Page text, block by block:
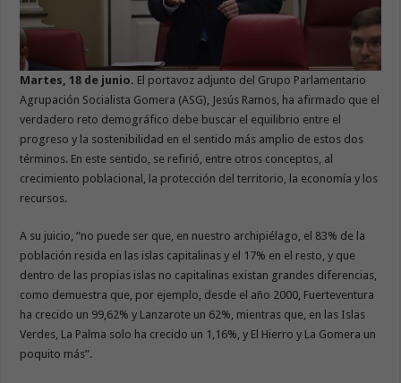
Martes, 18 de junio. El portavoz adjunto del Grupo Parlamentario
Agrupación Socialista Gomera (ASG), Jesús Ramos, ha afirmado que el
verdadero reto demográfico debe buscar el equilibrio entre el
progreso y la sostenibilidad en el sentido más amplio de estos dos
términos. En este sentido, se refirió, entre otros conceptos, al
crecimiento poblacional, la protección del territorio, la economía y los
recursos.
A su juicio, “no puede ser que, en nuestro archipiélago, el 83% de la
población resida en las islas capitalinas y el 17% en el resto, y que
dentro de las propias islas no capitalinas existan grandes diferencias,
como demuestra que, por ejemplo, desde el año 2000, Fuerteventura
ha crecido un 99,62% y Lanzarote un 62%, mientras que, en las Islas
Verdes, La Palma solo ha crecido un 1,16%, y El Hierro y La Gomera un
poquito más”.